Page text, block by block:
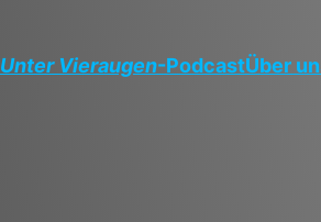
Unter Vieraugen-PodcastÜber